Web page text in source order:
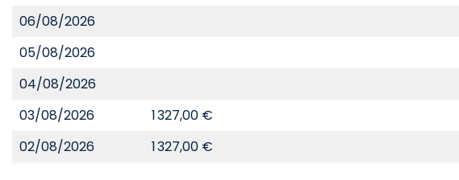
06/08/2026
05/08/2026
04/08/2026
03/08/2026
1 327,00 €
02/08/2026
1 327,00 €